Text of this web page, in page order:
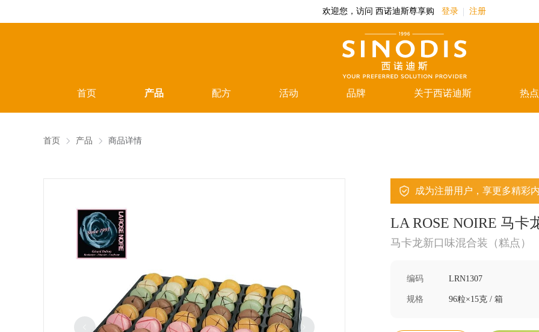
欢迎您，访问 西诺迪斯尊享购 登录 注册
首页 产品 配方 活动 品牌 关于西诺迪斯 热
首页 产品 商品详情
成为注册用户，享更多精彩
LA ROSE NOIRE 马卡
马卡龙新口味混合装（糕点）
编码 LRN1307
规格 96粒×15克 / 箱